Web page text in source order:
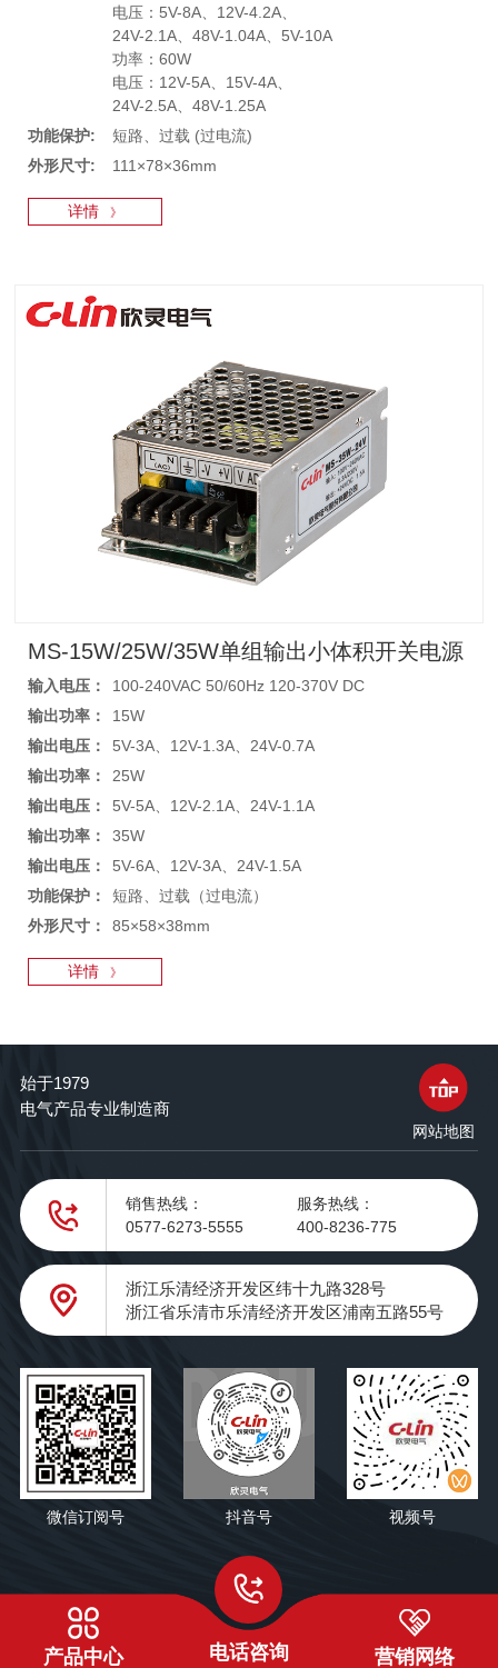
电压：5V-8A、12V-4.2A、
24V-2.1A、48V-1.04A、5V-10A
功率：60W
电压：12V-5A、15V-4A、
24V-2.5A、48V-1.25A
功能保护:
短路、过载 (过电流)
外形尺寸:
111×78×36mm
详情 》
MS-15W/25W/35W单组输出小体积开关电源
输入电压：
100-240VAC 50/60Hz 120-370V DC
输出功率：
15W
输出电压：
5V-3A、12V-1.3A、24V-0.7A
输出功率：
25W
输出电压：
5V-5A、12V-2.1A、24V-1.1A
输出功率：
35W
输出电压：
5V-6A、12V-3A、24V-1.5A
功能保护：
短路、过载（过电流）
外形尺寸：
85×58×38mm
详情 》
始于1979
电气产品专业制造商
网站地图
销售热线：
0577-6273-5555
服务热线：
400-8236-775
浙江乐清经济开发区纬十九路328号
浙江省乐清市乐清经济开发区浦南五路55号
微信订阅号 抖音号 视频号
产品中心 电话咨询 营销网络